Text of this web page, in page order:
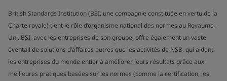
British Standards Institution (BSI, une compagnie constituée en vertu de la
Charte royale) tient le rôle d’organisme national des normes au Royaume-
Uni. BSI, avec les entreprises de son groupe, offre également un vaste
éventail de solutions d’affaires autres que les activités de NSB, qui aident
les entreprises du monde entier à améliorer leurs résultats grâce aux
meilleures pratiques basées sur les normes (comme la certification, les